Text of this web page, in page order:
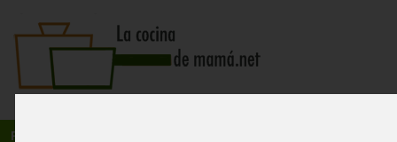
Recetas